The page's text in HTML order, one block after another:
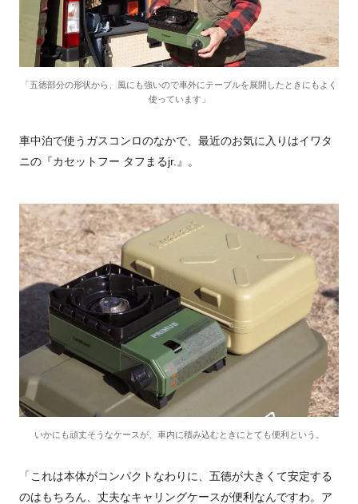
「五徳部分の形状から、風にも強いので車外にテーブルを展開したときにもよく
使っています」
車中泊で使うガスコンロのなかで、最近のお気に入りはイワタ
ニの『カセットフー タフまるjr.』。
いかにも頑丈そうなケースが、車内に積み込むときにとても便利という。
「これは本体がコンパクトなわりに、五徳が大きくて安定する
のはもちろん、丈夫なキャリングケースが便利なんですわ。ア